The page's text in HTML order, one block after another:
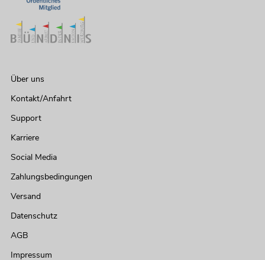
Über uns
Kontakt/Anfahrt
Support
Karriere
Social Media
Zahlungsbedingungen
Versand
Datenschutz
AGB
Impressum